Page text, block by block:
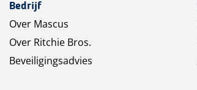
Bedrijf
Over Mascus
Over Ritchie Bros.
Beveiligingsadvies